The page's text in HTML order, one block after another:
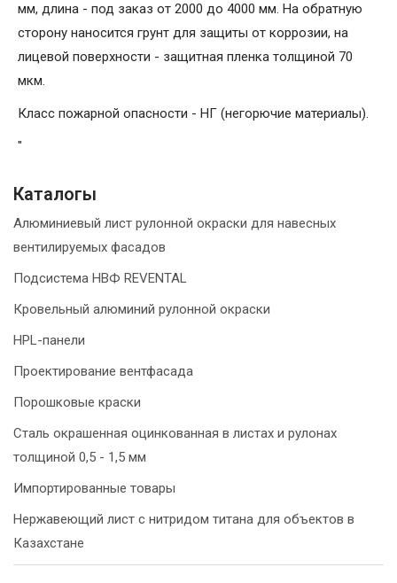
мм, длина - под заказ от 2000 до 4000 мм. На обратную
сторону наносится грунт для защиты от коррозии, на
лицевой поверхности - защитная пленка толщиной 70
мкм.
Класс пожарной опасности - НГ (негорючие материалы).
"
Каталогы
Алюминиевый лист рулонной окраски для навесных
вентилируемых фасадов
Подсистема НВФ REVENTAL
Кровельный алюминий рулонной окраски
HPL-панели
Проектирование вентфасада
Порошковые краски
Сталь окрашенная оцинкованная в листах и рулонах
толщиной 0,5 - 1,5 мм
Импортированные товары
Нержавеющий лист с нитридом титана для объектов в
Казахстане